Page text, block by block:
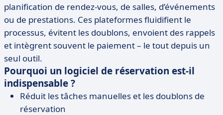
planification de rendez-vous, de salles, d’événements
ou de prestations. Ces plateformes fluidifient le
processus, évitent les doublons, envoient des rappels
et intègrent souvent le paiement – le tout depuis un
seul outil.
Pourquoi un logiciel de réservation est-il
indispensable ?
Réduit les tâches manuelles et les doublons de
réservation